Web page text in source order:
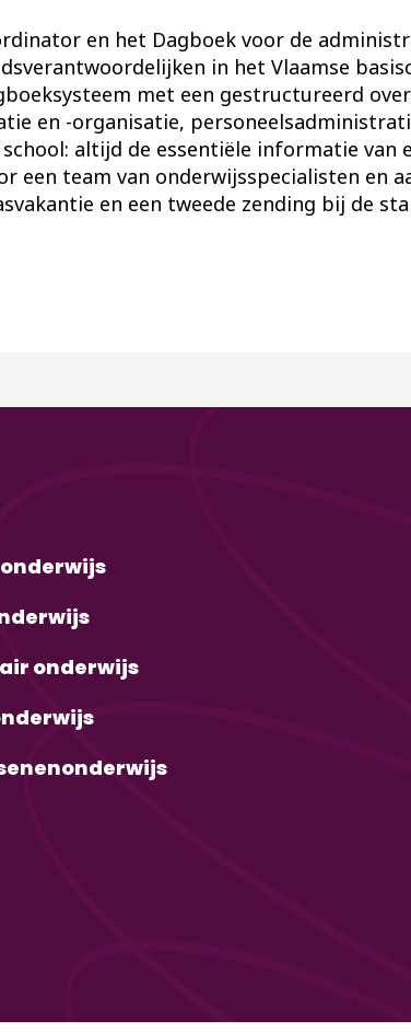
en het Dagboek voor de
in het Vlaamse
met een gestructureerd
en -organisatie,
altijd de essentiële informatie van
een team van onderwijsspecialisten en
en een tweede zending bij de
onderwijs